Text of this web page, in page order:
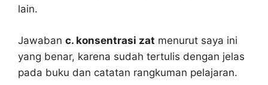
lain.
Jawaban c. konsentrasi zat menurut saya ini
yang benar, karena sudah tertulis dengan jelas
pada buku dan catatan rangkuman pelajaran.